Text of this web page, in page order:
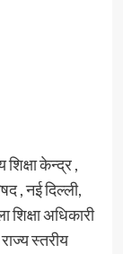
केन्द्र ,
, नई दिल्ली,
शिक्षा अधिकारी
स्तरीय